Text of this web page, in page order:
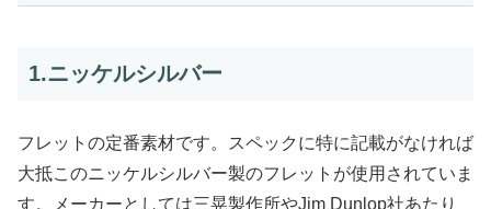
1.ニッケルシルバー
フレットの定番素材です。スペックに特に記載がなければ
大抵このニッケルシルバー製のフレットが使用されていま
す。メーカーとしては三晃製作所やJim Dunlop社あたり